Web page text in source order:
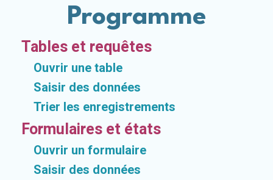
Programme
Tables et requêtes
Ouvrir une table
Saisir des données
Trier les enregistrements
Formulaires et états
Ouvrir un formulaire
Saisir des données